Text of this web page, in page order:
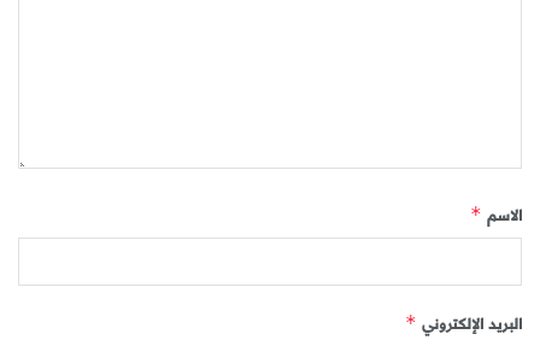
الاسم *
البريد الإلكتروني *